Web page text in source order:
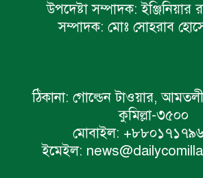
উপদেষ্টা সম্পাদক: ইঞ্জিনিয়ার
সম্পাদক: মোঃ সোহরাব
ঠিকানা: গোল্ডেন টাওয়ার,
কুমিল্লা-৩৫০০
মোবাইল:
ইমেইল: